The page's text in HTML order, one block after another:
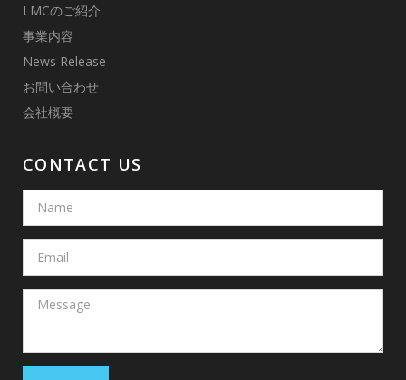
LMCのご紹介
事業内容
News Release
お問い合わせ
会社概要
CONTACT US